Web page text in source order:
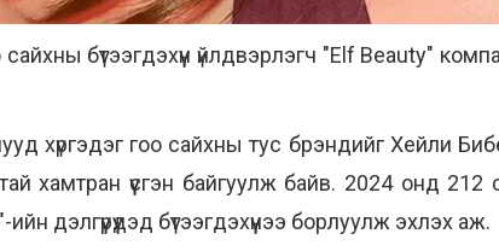
бүтээгдэхүүн үйлдвэрлэгч "Elf Beauty"
хүргэдэг гоо сайхны тус брэндийг Хейли
хамтран үүсгэн байгуулж байв. 2024 онд
дэлгүүрүүдэд бүтээгдэхүүнээ борлуулж эхлэх аж.